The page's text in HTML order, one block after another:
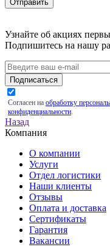
Узнайте об акциях
Подпишитесь на нашу
Подписаться
Согласен на обработку
конфиденциальности.
Назад
Компания
О компании
Услуги
Отдел логистики
Наши клиенты
Отзывы
Оплата и доставка
Сертификаты
Гарантия
Вакансии